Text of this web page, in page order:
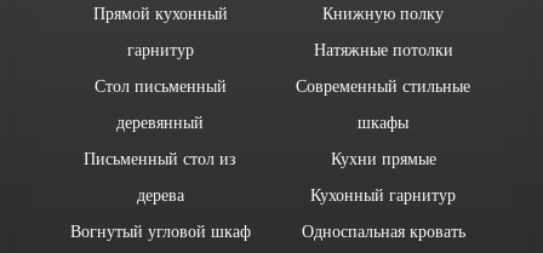
Прямой кухонный
гарнитур
Книжную полку
Натяжные потолки
Стол письменный
деревянный
Письменный стол из
дерева
Вогнутый угловой шкаф
Современный стильные
шкафы
Кухни прямые
Кухонный гарнитур
Односпальная кровать